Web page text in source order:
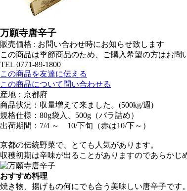
万願寺唐辛子
販売価格 : お問い合わせ時にお知らせ致します
この商品は季節商品のため、ご購入希望の方はお問
TEL 0771-89-1800
この商品を友達に伝える
この商品について問い合わせる
産地：京都府
商品状況：収量増えて来ました。(500kg/週)
規格仕様：80g袋入、500g（バラ詰め）
出荷期間：7/4 ～ 10/下旬（赤は10/下～）
京都の伝統野菜で、とても人気があります。
収穫初期は辛味が出ることがありますのであらかじ
おすすめ料理
焼き物、揚げもの何にでも合う美味しい唐辛子です。